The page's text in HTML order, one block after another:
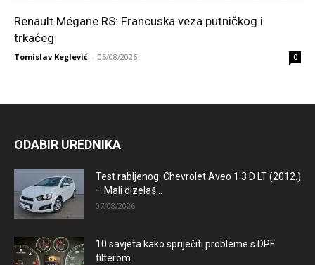
Renault Mégane RS: Francuska veza putničkog i
trkaćeg
Tomislav Keglević - 06/08/2026 0
ODABIR UREDNIKA
Test rabljenog: Chevrolet Aveo 1.3 D LT (2012.)
– Mali dizelaš...
07/08/2026
10 savjeta kako spriječiti probleme s DPF
filterom